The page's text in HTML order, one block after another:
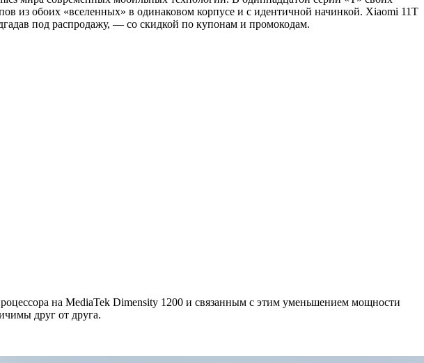
из обоих «вселенных» в одинаковом корпусе и с идентичной начинкой. Xiaomi 11T
под распродажу, — со скидкой по купонам и промокодам.
на MediaTek Dimensity 1200 и связанным с этим уменьшением мощности
друг от друга.